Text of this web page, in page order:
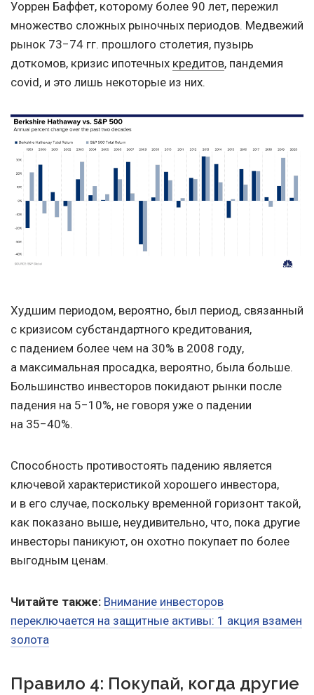
Уоррен Баффет, которому более 90 лет, пережил
множество сложных рыночных периодов. Медвежий
рынок 73−74 гг. прошлого столетия, пузырь
доткомов, кризис ипотечных кредитов, пандемия
сovid, и это лишь некоторые из них.
Худшим периодом, вероятно, был период, связанный
с кризисом субстандартного кредитования,
с падением более чем на 30% в 2008 году,
а максимальная просадка, вероятно, была больше.
Большинство инвесторов покидают рынки после
падения на 5−10%, не говоря уже о падении
на 35−40%.
Способность противостоять падению является
ключевой характеристикой хорошего инвестора,
и в его случае, поскольку временной горизонт такой,
как показано выше, неудивительно, что, пока другие
инвесторы паникуют, он охотно покупает по более
выгодным ценам.
Читайте также: Внимание инвесторов
переключается на защитные активы: 1 акция взамен
золота
Правило 4: Покупай, когда другие